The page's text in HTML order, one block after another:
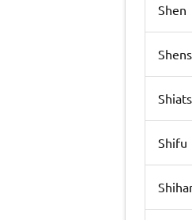
Shen
Shifu